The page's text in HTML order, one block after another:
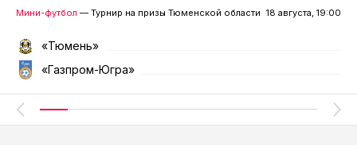
Мини-футбол — Турнир на призы Тюменской области 18 августа, 19:00
«Тюмень»
«Газпром-Югра»